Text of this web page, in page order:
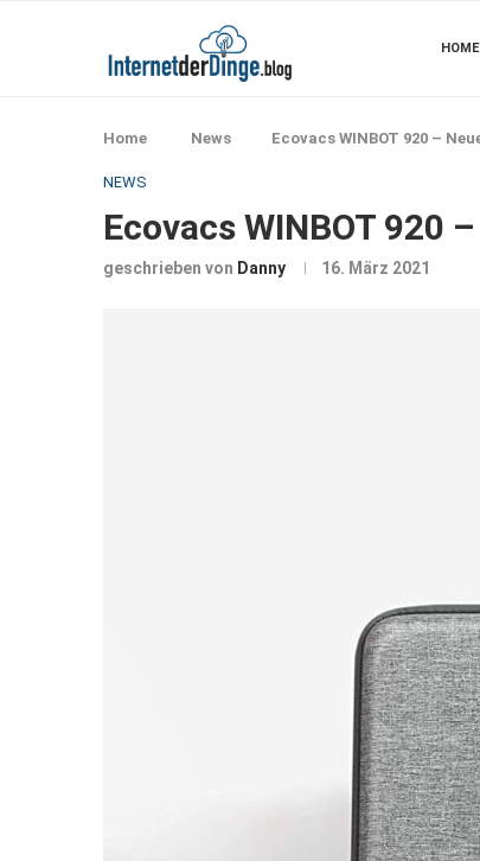
HOME
Home News Ecovacs WINBOT 920 –
NEWS
Ecovacs WINBOT
geschrieben von Danny 16. März 2021